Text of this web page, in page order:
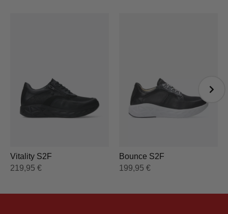
Vitality S2F
219,95 €
Bounce S2F
199,95 €